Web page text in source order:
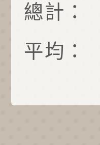
總計：
平均：